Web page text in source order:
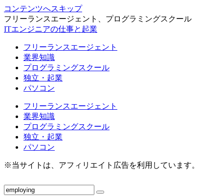
コンテンツへスキップ
フリーランスエージェント、プログラミングスクール
ITエンジニアの仕事と起業
フリーランスエージェント
業界知識
プログラミングスクール
独立・起業
パソコン
フリーランスエージェント
業界知識
プログラミングスクール
独立・起業
パソコン
※当サイトは、アフィリエイト広告を利用しています。